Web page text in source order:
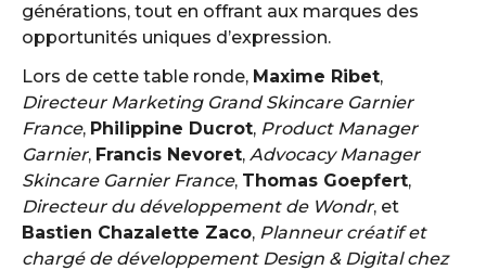
générations, tout en offrant aux marques des
opportunités uniques d’expression.
Lors de cette table ronde, Maxime Ribet,
Directeur Marketing Grand Skincare Garnier
France, Philippine Ducrot, Product Manager
Garnier, Francis Nevoret, Advocacy Manager
Skincare Garnier France, Thomas Goepfert,
Directeur du développement de Wondr, et
Bastien Chazalette Zaco, Planneur créatif et
chargé de développement Design & Digital chez